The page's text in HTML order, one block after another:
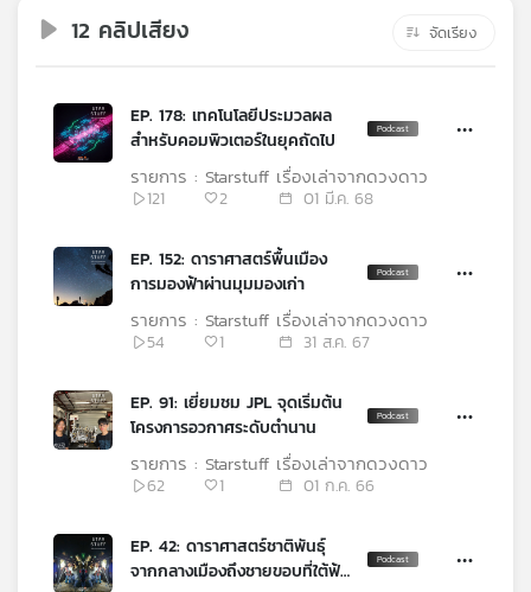
บทความ
กิจกรรม
12 คลิปเสียง จัดเรียง
EP. 178: เทคโนโลยีประมวลผล
สำหรับคอมพิวเตอร์ในยุคถัดไป
121 2 01 มี.ค. 68
รายการ : Starstuff เรื่องเล่าจากดวงดาว
EP. 152: ดาราศาสตร์พื้นเมือง
การมองฟ้าผ่านมุมมองเก่า
54 1 31 ส.ค. 67
รายการ : Starstuff เรื่องเล่าจากดวงดาว
EP. 91: เยี่ยมชม JPL จุดเริ่มต้น
โครงการอวกาศระดับตำนาน
62 1 01 ก.ค. 66
รายการ : Starstuff เรื่องเล่าจากดวงดาว
EP. 42: ดาราศาสตร์ชาติพันธุ์
จากกลางเมืองถึงชายขอบที่ใต้ฟ้า